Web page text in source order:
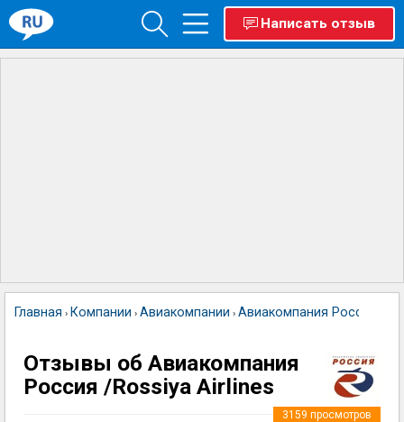
Написать отзыв
Главная › Компании › Авиакомпании › Авиакомпания Россия /
Отзывы об Авиакомпания
Россия /Rossiya Airlines
3159 просмотров